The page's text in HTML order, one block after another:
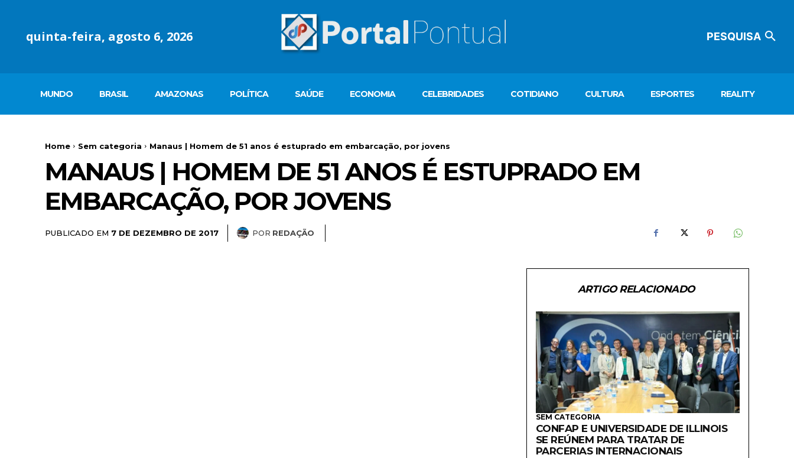
quinta-feira, agosto 6, 2026 PESQUISA
MUNDO BRASIL AMAZONAS POLÍTICA SAÚDE ECONOMIA CELEBRIDADES COTIDIANO CULTURA ESPORTES REALITY
Home Sem categoria Manaus | Homem de 51 anos é estuprado em embarcação, por jovens
MANAUS | HOMEM DE 51 ANOS É ESTUPRADO EM
EMBARCAÇÃO, POR JOVENS
PUBLICADO EM 7 DE DEZEMBRO DE 2017 POR REDAÇÃO
ARTIGO RELACIONADO
SEM CATEGORIA
CONFAP E UNIVERSIDADE DE ILLINOIS
SE REÚNEM PARA TRATAR DE
PARCERIAS INTERNACIONAIS